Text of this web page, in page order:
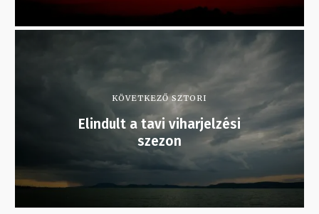
KÖVETKEZŐ SZTORI
Elindult a tavi viharjelzési
szezon